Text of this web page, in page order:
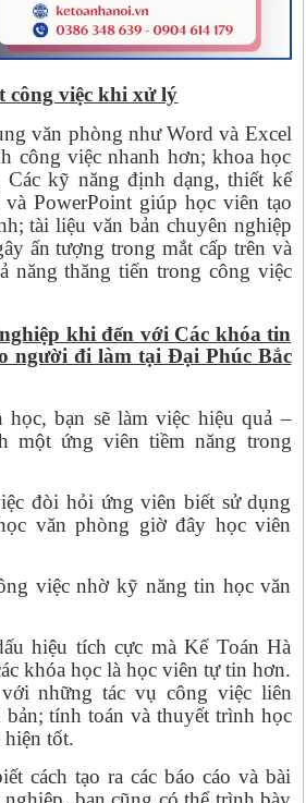
công việc khi xử lý
văn phòng như Word và Excel
công việc nhanh hơn; khoa học
Các kỹ năng định dạng, thiết kế
PowerPoint giúp học viên tạo
tài liệu văn bản chuyên nghiệp
ấn tượng trong mắt cấp trên và
năng thăng tiến trong công việc
khi đến với Các khóa tin
người đi làm tại Đại Phúc Bắc
bạn sẽ làm việc hiệu quả –
một ứng viên tiềm năng trong
đòi hỏi ứng viên biết sử dụng
văn phòng giờ đây học viên
việc nhờ kỹ năng tin học văn
hiệu tích cực mà Kế Toán Hà
khóa học là học viên tự tin hơn.
những tác vụ công việc liên
tính toán và thuyết trình học
hiện tốt.
cách tạo ra các báo cáo và bài